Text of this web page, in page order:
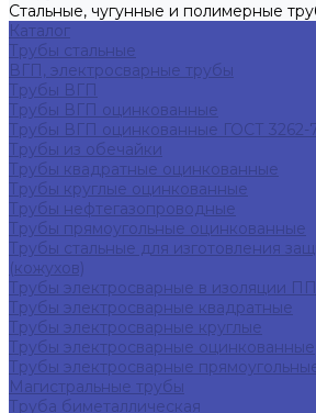
Стальные, чугунные и полимерные
Каталог
Трубы стальные
ВГП, электросварные трубы
Трубы ВГП
Трубы ВГП оцинкованные
Трубы ВГП оцинкованные ГОСТ 3262-
Трубы из обечайки
Трубы квадратные оцинкованные
Трубы круглые оцинкованные
Трубы нефтегазопроводные
Трубы прямоугольные оцинкованные
Трубы стальные для изготовления
(кожухов)
Трубы электросварные в изоляции
Трубы электросварные квадратные
Трубы электросварные круглые
Трубы электросварные оцинкованные
Трубы электросварные
Магистральные трубы
Труба биметаллическая